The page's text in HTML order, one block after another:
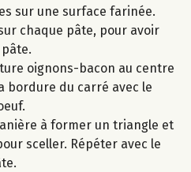
sur une surface farinée.
chaque pâte, pour avoir
oignons-bacon au centre
bordure du carré avec le
à former un triangle et
sceller. Répéter avec le